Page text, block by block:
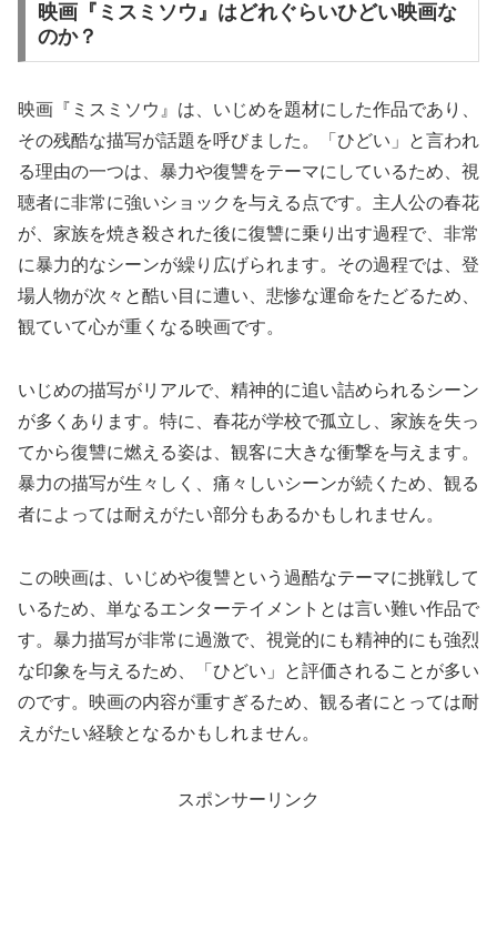
映画『ミスミソウ』はどれぐらいひどい映画な
のか？
映画『ミスミソウ』は、いじめを題材にした作品であり、
その残酷な描写が話題を呼びました。「ひどい」と言われ
る理由の一つは、暴力や復讐をテーマにしているため、視
聴者に非常に強いショックを与える点です。主人公の春花
が、家族を焼き殺された後に復讐に乗り出す過程で、非常
に暴力的なシーンが繰り広げられます。その過程では、登
場人物が次々と酷い目に遭い、悲惨な運命をたどるため、
観ていて心が重くなる映画です。
いじめの描写がリアルで、精神的に追い詰められるシーン
が多くあります。特に、春花が学校で孤立し、家族を失っ
てから復讐に燃える姿は、観客に大きな衝撃を与えます。
暴力の描写が生々しく、痛々しいシーンが続くため、観る
者によっては耐えがたい部分もあるかもしれません。
この映画は、いじめや復讐という過酷なテーマに挑戦して
いるため、単なるエンターテイメントとは言い難い作品で
す。暴力描写が非常に過激で、視覚的にも精神的にも強烈
な印象を与えるため、「ひどい」と評価されることが多い
のです。映画の内容が重すぎるため、観る者にとっては耐
えがたい経験となるかもしれません。
スポンサーリンク